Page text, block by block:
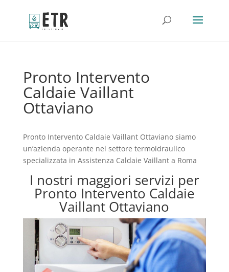
Pronto Intervento
Caldaie Vaillant
Ottaviano
Pronto Intervento Caldaie Vaillant Ottaviano siamo
un’azienda operante nel settore termoidraulico
specializzata in Assistenza Caldaie Vaillant a Roma
I nostri maggiori servizi per
Pronto Intervento Caldaie
Vaillant Ottaviano